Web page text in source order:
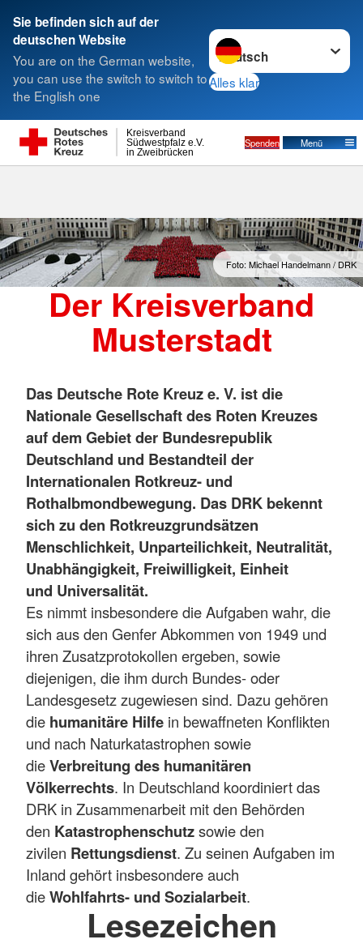
Sie befinden sich auf der
deutschen Website
You are on the German website,
you can use the switch to switch to
the English one
Sprache wechseln zu
Alles klar
in Zweibrücken
Südwestpfalz e.V.
Kreisverband
Spenden Menü
Suche
Foto: Michael Handelmann / DRK
Der Kreisverband
Musterstadt
Das Deutsche Rote Kreuz e. V. ist die
Nationale Gesellschaft des Roten Kreuzes
auf dem Gebiet der Bundesrepublik
Deutschland und Bestandteil der
Internationalen Rotkreuz- und
Rothalbmondbewegung. Das DRK bekennt
sich zu den Rotkreuzgrundsätzen
Menschlichkeit, Unparteilichkeit, Neutralität,
Unabhängigkeit, Freiwilligkeit, Einheit
und Universalität.
Es nimmt insbesondere die Aufgaben wahr, die
sich aus den Genfer Abkommen von 1949 und
ihren Zusatzprotokollen ergeben, sowie
diejenigen, die ihm durch Bundes- oder
Landesgesetz zugewiesen sind. Dazu gehören
die humanitäre Hilfe in bewaffneten Konflikten
und nach Naturkatastrophen sowie
dieVerbreitung des humanitären
Völkerrechts. In Deutschland koordiniert das
DRK in Zusammenarbeit mit den Behörden
den Katastrophenschutzsowie den
zivilen Rettungsdienst. Zu seinen Aufgaben im
Inland gehört insbesondere auch
dieWohlfahrts- und Sozialarbeit.
Lesezeichen